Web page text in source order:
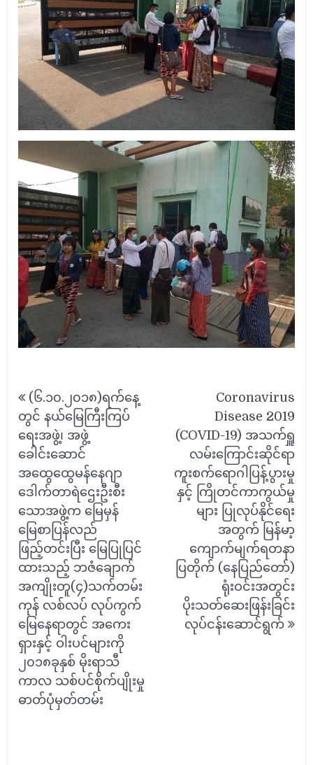
Post
navigation
(၆.၁၀.၂၀၁၈)ရက်နေ့
တွင် နယ်မြေကြီးကြပ်
ရေးအဖွဲ့၊ အဖွဲ့
ခေါင်းဆောင်
အထွေထွေမန်နေဂျာ
ဒေါက်တာရဲဌေးဦးစီး
သောအဖွဲ့က မြေမှန်
မြေစာပြန်လည်
ဖြည့်တင်းပြီး မြေပြုပြင်
ထားသည့် ဘဇံချောက်
အကျိုးတူ(၄)သက်တမ်း
ကုန် လစ်လပ် လုပ်ကွက်
မြေနေရာတွင် အကေး
ရှားနှင့် ဝါးပင်များကို
၂၀၁၈ခုနှစ် မိုးရာသီ
ကာလ သစ်ပင်စိုက်ပျိုးမှု
ဓာတ်ပုံမှတ်တမ်း
Coronavirus
Disease 2019
(COVID-19) အသက်ရှူ
လမ်းကြောင်းဆိုင်ရာ
ကူးစက်ရောဂါပြန့်ပွားမှု
နှင့် ကြိုတင်ကာကွယ်မှု
များ ပြုလုပ်နိုင်ရေး
အတွက် မြန်မာ့
ကျောက်မျက်ရတနာ
ပြတိုက် (နေပြည်တော်)
ရုံးဝင်းအတွင်း
ပိုးသတ်ဆေးဖြန်းခြင်း
လုပ်ငန်းဆောင်ရွက်